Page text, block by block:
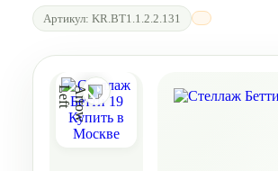
Артикул: KR.BT1.1.2.2.131